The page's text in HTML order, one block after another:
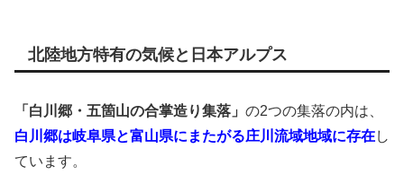
北陸地方特有の気候と日本アルプス
「白川郷・五箇山の合掌造り集落」 の2つの集落の内は、
白川郷は岐阜県と富山県にまたがる庄川流域地域に存在し
ています。